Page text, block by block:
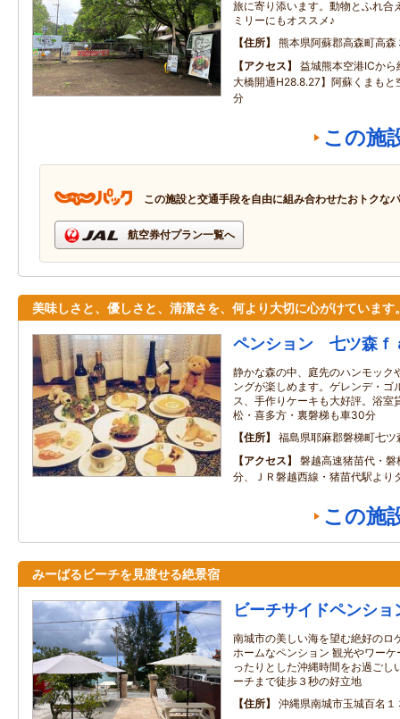
旅に寄り添います。動物とふれ合
ミリーにもオススメ♪
住所
熊本県阿蘇郡高森町高森
アクセス
益城熊本空港IC
大橋開通H28.8.27】阿蘇くまも
分
この施
この施設と交通手段を自由に組み合わせたおトクな
航空券付プラン一覧へ
美味しさと、優しさと、清潔さを、何より大切に心がけています
ペンション 七ツ森ｆ
静かな森の中、庭先のハンモック
ングが楽しめます。ゲレンデ・ゴ
ス、手作りケーキも大好評。浴
松・喜多方・裏磐梯も車30分
住所
福島県耶麻郡磐梯町七
アクセス
磐越高速猪苗代・
分、ＪＲ磐越西線・猪苗代駅より
この施
みーばるビーチを見渡せる絶景宿
ビーチサイドペンショ
南城市の美しい海を望む絶好のロ
ホームなペンション 観光やワー
ったりとした沖縄時間をお過ごし
ーチまで徒歩３秒の好立地
住所
沖縄県南城市玉城百名１